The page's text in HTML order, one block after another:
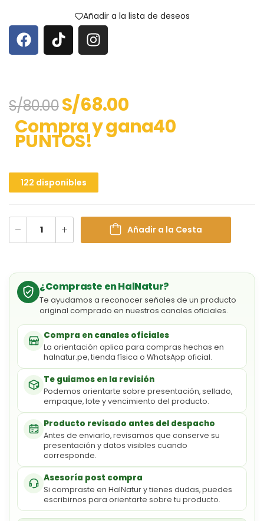
Añadir a la lista de deseos
S/80.00S/68.00
Compra y gana40
PUNTOS!
122 disponibles
Añadir a la Cesta
¿Compraste en HalNatur?
Te ayudamos a reconocer señales de un producto
original comprado en nuestros canales oficiales.
Compra en canales oficiales
La orientación aplica para compras hechas en
halnatur.pe, tienda física o WhatsApp oficial.
Te guiamos en la revisión
Podemos orientarte sobre presentación, sellado,
empaque, lote y vencimiento del producto.
Producto revisado antes del despacho
Antes de enviarlo, revisamos que conserve su
presentación y datos visibles cuando
corresponde.
Asesoría post compra
Si compraste en HalNatur y tienes dudas, puedes
escribirnos para orientarte sobre tu producto.